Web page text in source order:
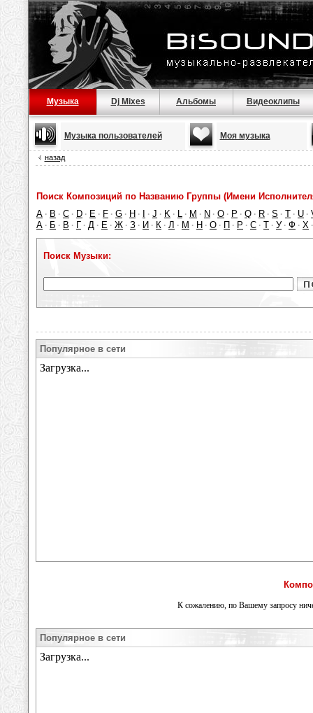
Музыка Dj Mixes Альбомы Видеоклипы
Музыка пользователей Моя музыка
назад
Поиск Композиций по Названию Группы (Имени
A · B · C · D · E · F · G · H · · J · K · L · M · N · O · P · Q · R · S · T · U ·
А · Б · В · Г · Д · Е · Ж · З · И · К · Л · М · Н · О · П · Р · С · Т · У · Ф · Х
Поиск Музыки:
Популярное в сети
К сожалению, по Вашему запросу
Популярное в сети